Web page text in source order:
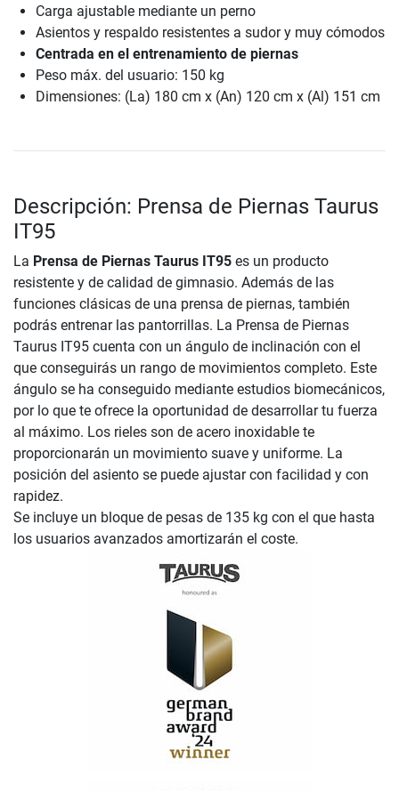
Carga ajustable mediante un perno
Asientos y respaldo resistentes a sudor y muy cómodos
Centrada en el entrenamiento de piernas
Peso máx. del usuario: 150 kg
Dimensiones: (La) 180 cm x (An) 120 cm x (Al) 151 cm
Descripción: Prensa de Piernas Taurus
IT95
La Prensa de Piernas Taurus IT95 es un producto
resistente y de calidad de gimnasio. Además de las
funciones clásicas de una prensa de piernas, también
podrás entrenar las pantorrillas. La Prensa de Piernas
Taurus IT95 cuenta con un ángulo de inclinación con el
que conseguirás un rango de movimientos completo. Este
ángulo se ha conseguido mediante estudios biomecánicos,
por lo que te ofrece la oportunidad de desarrollar tu fuerza
al máximo. Los rieles son de acero inoxidable te
proporcionarán un movimiento suave y uniforme. La
posición del asiento se puede ajustar con facilidad y con
rapidez.
Se incluye un bloque de pesas de 135 kg con el que hasta
los usuarios avanzados amortizarán el coste.